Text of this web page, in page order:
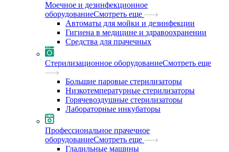
Моечное и дезинфекционное
оборудованиеСмотреть еще
Автоматы для мойки и дезинфекции
Гигиена в медицине и здравоохранении
Средства для прачечных
Стерилизационное оборудованиеСмотреть еще
Большие паровые стерилизаторы
Низкотемпературные стерилизаторы
Горячевоздушные стерилизаторы
Лабораторные инкубаторы
Профессиональное прачечное
оборудованиеСмотреть еще
Гладильные машины